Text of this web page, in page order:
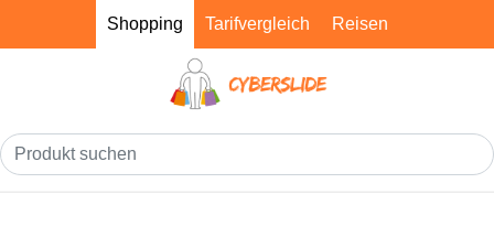
Shopping Tarifvergleich Reisen